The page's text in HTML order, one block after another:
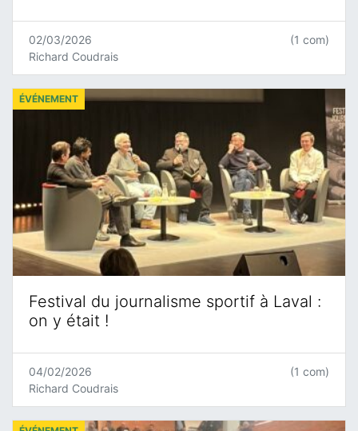
02/03/2026
Richard Coudrais
(1 com)
Festival du journalisme sportif à Laval :
on y était !
ÉVÉNEMENT
04/02/2026
Richard Coudrais
(1 com)